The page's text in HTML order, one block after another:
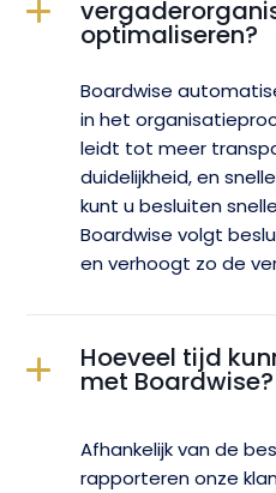
optimaliseren?
Boardwise
in het
leidt tot meer
duidelijkheid, en
kunt u besluiten
Boardwise volgt
en verhoogt zo de
Hoeveel tijd
met Boardwise?
Afhankelijk van de
rapporteren onze